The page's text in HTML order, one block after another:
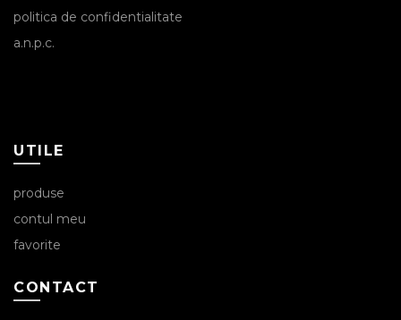
politica de confidentialitate
a.n.p.c.
UTILE
produse
contul meu
favorite
CONTACT